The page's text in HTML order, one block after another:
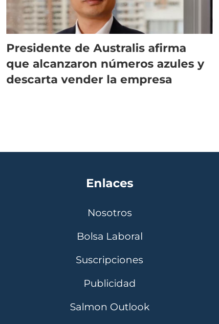
Presidente de Australis afirma
que alcanzaron números azules y
descarta vender la empresa
Enlaces
Nosotros
Bolsa Laboral
Suscripciones
Publicidad
Salmon Outlook